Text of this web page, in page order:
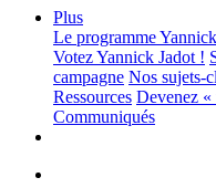
Plus
Le programme
Votez Yannick Jadot !
campagne Nos sujets-
Ressources Devenez
Communiqués